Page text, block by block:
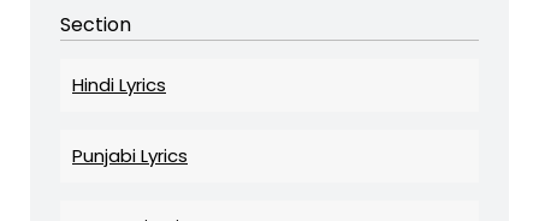
Section
Hindi Lyrics
Punjabi Lyrics